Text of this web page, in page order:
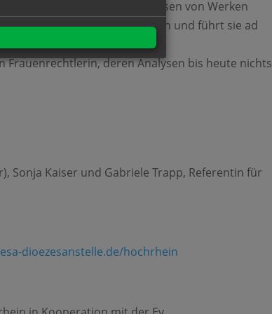
ideologiekritischen Analysen von Werken
antifeministischen Thesen und führt sie ad
nicht verwirklicht.
Frauenrechtlerin, deren Analysen bis heute nichts
Sonja Kaiser und Gabriele Trapp, Referentin für
dioezesanstelle.de/hochrhein